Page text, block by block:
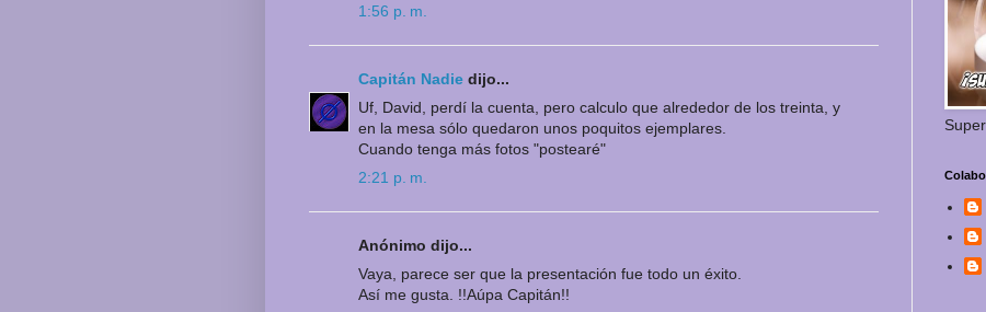
1:56 p. m.
Capitán Nadie dijo...
Uf, David, perdí la cuenta, pero calculo que alrededor de los treinta, y
en la mesa sólo quedaron unos poquitos ejemplares.
Cuando tenga más fotos "postearé"
2:21 p. m.
Anónimo dijo...
Vaya, parece ser que la presentación fue todo un éxito.
Así me gusta. !!Aúpa Capitán!!